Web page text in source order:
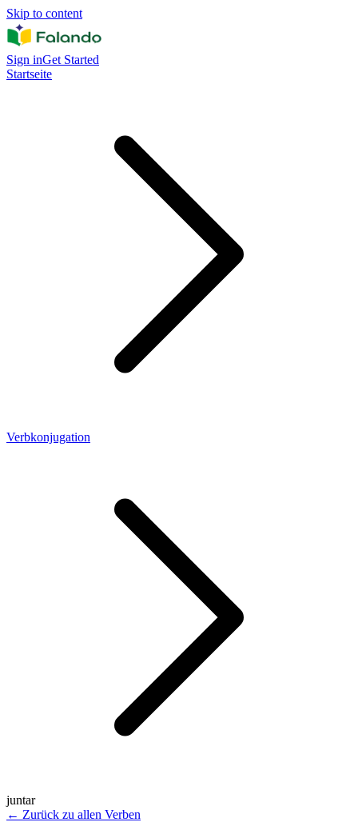
Skip to content
Sign inGet Started
Startseite
Verbkonjugation
juntar
← Zurück zu allen Verben